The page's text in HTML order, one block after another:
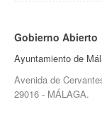
Gobierno Abierto
Ayuntamiento de
Avenida de
29016 - MÁLAGA.